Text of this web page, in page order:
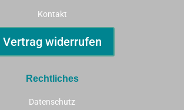
Kontakt
Vertrag widerrufen
Rechtliches
Datenschutz